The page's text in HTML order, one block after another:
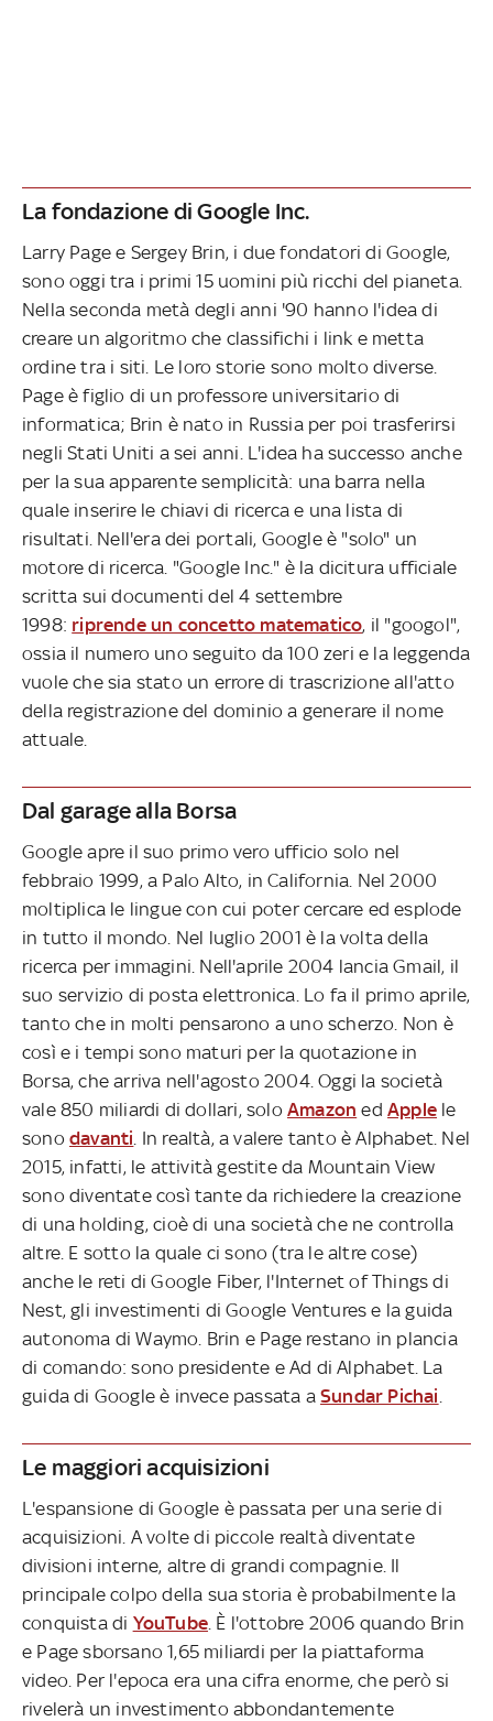
La fondazione di Google Inc.
Larry Page e Sergey Brin, i due fondatori di Google,
sono oggi tra i primi 15 uomini più ricchi del pianeta.
Nella seconda metà degli anni '90 hanno l'idea di
creare un algoritmo che classifichi i link e metta
ordine tra i siti. Le loro storie sono molto diverse.
Page è figlio di un professore universitario di
informatica; Brin è nato in Russia per poi trasferirsi
negli Stati Uniti a sei anni. L'idea ha successo anche
per la sua apparente semplicità: una barra nella
quale inserire le chiavi di ricerca e una lista di
risultati. Nell'era dei portali, Google è "solo" un
motore di ricerca. "Google Inc." è la dicitura ufficiale
scritta sui documenti del 4 settembre
1998: riprende un concetto matematico, il "googol",
ossia il numero uno seguito da 100 zeri e la leggenda
vuole che sia stato un errore di trascrizione all'atto
della registrazione del dominio a generare il nome
attuale.
Dal garage alla Borsa
Google apre il suo primo vero ufficio solo nel
febbraio 1999, a Palo Alto, in California. Nel 2000
moltiplica le lingue con cui poter cercare ed esplode
in tutto il mondo. Nel luglio 2001 è la volta della
ricerca per immagini. Nell'aprile 2004 lancia Gmail, il
suo servizio di posta elettronica. Lo fa il primo aprile,
tanto che in molti pensarono a uno scherzo. Non è
così e i tempi sono maturi per la quotazione in
Borsa, che arriva nell'agosto 2004. Oggi la società
vale 850 miliardi di dollari, solo Amazon edApple le
sono davanti . In realtà, a valere tanto è Alphabet. Nel
2015, infatti, le attività gestite da Mountain View
sono diventate così tante da richiedere la creazione
di una holding, cioè di una società che ne controlla
altre. E sotto la quale ci sono (tra le altre cose)
anche le reti di Google Fiber, l'Internet of Things di
Nest, gli investimenti di Google Ventures e la guida
autonoma di Waymo. Brin e Page restano in plancia
di comando: sono presidente e Ad di Alphabet. La
guida di Google è invece passata a Sundar Pichai
Le maggiori acquisizioni
L'espansione di Google è passata per una serie di
acquisizioni. A volte di piccole realtà diventate
divisioni interne, altre di grandi compagnie. Il
principale colpo della sua storia è probabilmente la
conquista di YouTube . È l'ottobre 2006 quando Brin
e Page sborsano 1,65 miliardi per la piattaforma
video. Per l'epoca era una cifra enorme, che però si
rivelerà un investimento abbondantemente